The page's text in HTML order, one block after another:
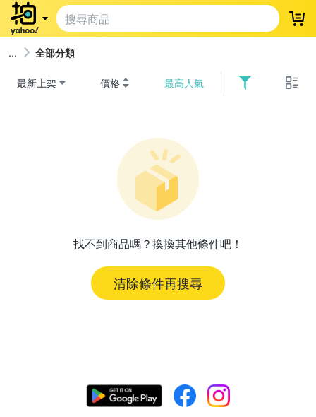
登
全部分類
最新上架 價格 最高人氣
找不到商品嗎？換換其他條件吧！
清除條件再搜尋